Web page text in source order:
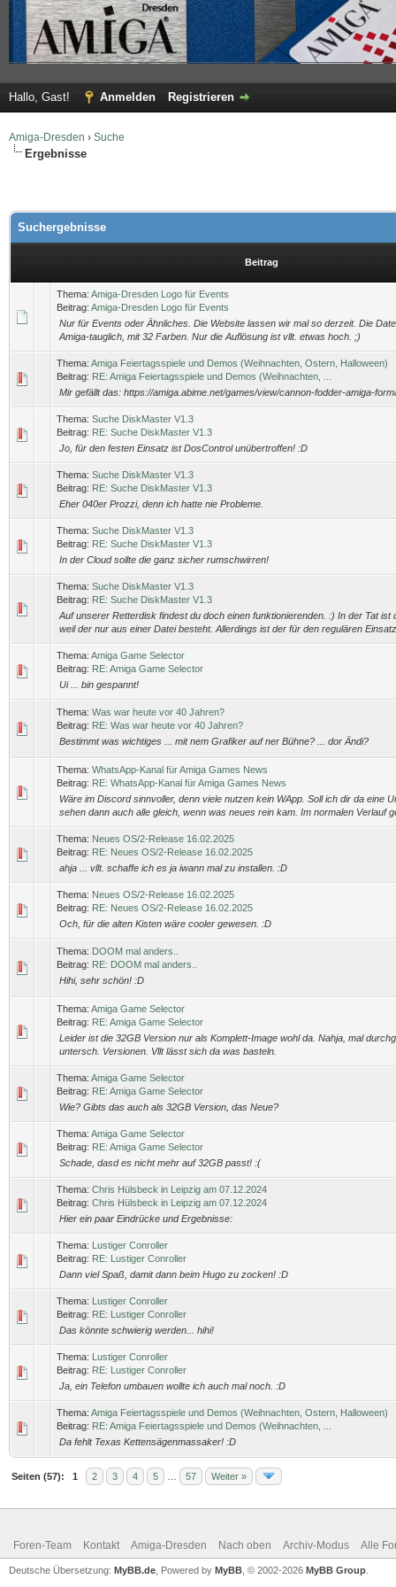
Hallo, Gast! Anmelden Registrieren
Amiga-Dresden › Suche
Ergebnisse
Suchergebnisse
Beitrag
Thema: Amiga-Dresden Logo für Events
Beitrag: Amiga-Dresden Logo für Events
Nur für Events oder Ähnliches. Die Website lassen wir mal so derzeit. Die
Amiga-tauglich, mit 32 Farben. Nur die Auflösung ist vllt. etwas hoch. ;)
Thema: Amiga Feiertagsspiele und Demos (Weihnachten, Ostern, Halloween)
Beitrag: RE: Amiga Feiertagsspiele und Demos (Weihnachten, ...
Mir gefällt das: https://amiga.abime.net/games/view/cannon-fodder-amiga-
Thema: Suche DiskMaster V1.3
Beitrag: RE: Suche DiskMaster V1.3
Jo, für den festen Einsatz ist DosControl unübertroffen! :D
Thema: Suche DiskMaster V1.3
Beitrag: RE: Suche DiskMaster V1.3
Eher 040er Prozzi, denn ich hatte nie Probleme.
Thema: Suche DiskMaster V1.3
Beitrag: RE: Suche DiskMaster V1.3
In der Cloud sollte die ganz sicher rumschwirren!
Thema: Suche DiskMaster V1.3
Beitrag: RE: Suche DiskMaster V1.3
Auf unserer Retterdisk findest du doch einen funktionierenden. :) In der Tat ist
weil der nur aus einer Datei besteht. Allerdings ist der für den regulären
Thema: Amiga Game Selector
Beitrag: RE: Amiga Game Selector
Ui ... bin gespannt!
Thema: Was war heute vor 40 Jahren?
Beitrag: RE: Was war heute vor 40 Jahren?
Bestimmt was wichtiges ... mit nem Grafiker auf ner Bühne? ... dor Ändi?
Thema: WhatsApp-Kanal für Amiga Games News
Beitrag: RE: WhatsApp-Kanal für Amiga Games News
Wäre im Discord sinnvoller, denn viele nutzen kein WApp. Soll ich dir da eine
sehen dann auch alle gleich, wenn was neues rein kam. Im normalen Verlauf
Thema: Neues OS/2-Release 16.02.2025
Beitrag: RE: Neues OS/2-Release 16.02.2025
ahja ... vllt. schaffe ich es ja iwann mal zu installen. :D
Thema: Neues OS/2-Release 16.02.2025
Beitrag: RE: Neues OS/2-Release 16.02.2025
Och, für die alten Kisten wäre cooler gewesen. :D
Thema: DOOM mal anders..
Beitrag: RE: DOOM mal anders..
Hihi, sehr schön! :D
Thema: Amiga Game Selector
Beitrag: RE: Amiga Game Selector
Leider ist die 32GB Version nur als Komplett-Image wohl da. Nahja, mal
untersch. Versionen. Vllt lässt sich da was basteln.
Thema: Amiga Game Selector
Beitrag: RE: Amiga Game Selector
Wie? Gibts das auch als 32GB Version, das Neue?
Thema: Amiga Game Selector
Beitrag: RE: Amiga Game Selector
Schade, dasd es nicht mehr auf 32GB passt! :(
Thema: Chris Hülsbeck in Leipzig am 07.12.2024
Beitrag: Chris Hülsbeck in Leipzig am 07.12.2024
Hier ein paar Eindrücke und Ergebnisse:
Thema: Lustiger Conroller
Beitrag: RE: Lustiger Conroller
Dann viel Spaß, damit dann beim Hugo zu zocken! :D
Thema: Lustiger Conroller
Beitrag: RE: Lustiger Conroller
Das könnte schwierig werden... hihi!
Thema: Lustiger Conroller
Beitrag: RE: Lustiger Conroller
Ja, ein Telefon umbauen wollte ich auch mal noch. :D
Thema: Amiga Feiertagsspiele und Demos (Weihnachten, Ostern, Halloween)
Beitrag: RE: Amiga Feiertagsspiele und Demos (Weihnachten, ...
Da fehlt Texas Kettensägenmassaker! :D
Seiten (57): 1 2 3 4 5 57 Weiter »
Foren-Team Kontakt Amiga-Dresden Nach oben Archiv-Modus Alle
Deutsche Übersetzung: MyBB.de , Powered by MyBB , © 2002-2026 MyBB Group